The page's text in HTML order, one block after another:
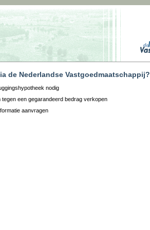
de Nederlandse Vastgoedmaatschappij?
nodig
tegen een gegarandeerd bedrag verkopen
aanvragen